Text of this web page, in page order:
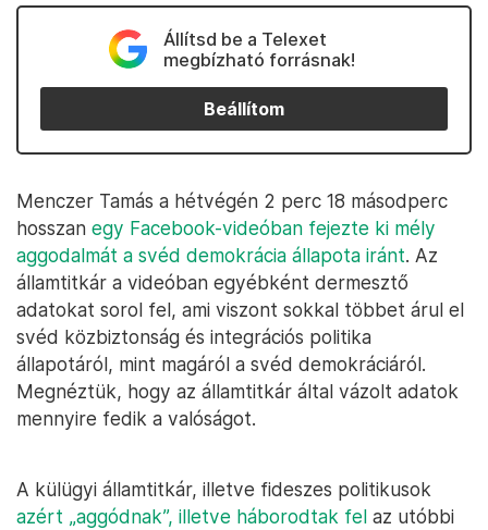
Állítsd be a Telexet
megbízható forrásnak!
Beállítom
Menczer Tamás a hétvégén 2 perc 18 másodperc
hosszan egy Facebook-videóban fejezte ki mély
aggodalmát a svéd demokrácia állapota iránt. Az
államtitkár a videóban egyébként dermesztő
adatokat sorol fel, ami viszont sokkal többet árul el
svéd közbiztonság és integrációs politika
állapotáról, mint magáról a svéd demokráciáról.
Megnéztük, hogy az államtitkár által vázolt adatok
mennyire fedik a valóságot.
A külügyi államtitkár, illetve fideszes politikusok
azért „aggódnak”, illetve háborodtak fel az utóbbi